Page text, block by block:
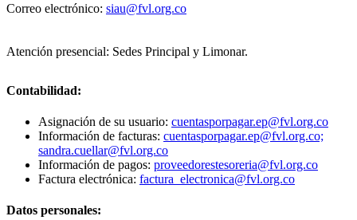
Correo electrónico: siau@fvl.org.co
Atención presencial: Sedes Principal y Limonar.
Contabilidad:
Asignación de su usuario: cuentasporpagar.ep@fvl.org.co
Información de facturas: cuentasporpagar.ep@fvl.org.co;
sandra.cuellar@fvl.org.co
Información de pagos: proveedorestesoreria@fvl.org.co
Factura electrónica: factura_electronica@fvl.org.co
Datos personales: